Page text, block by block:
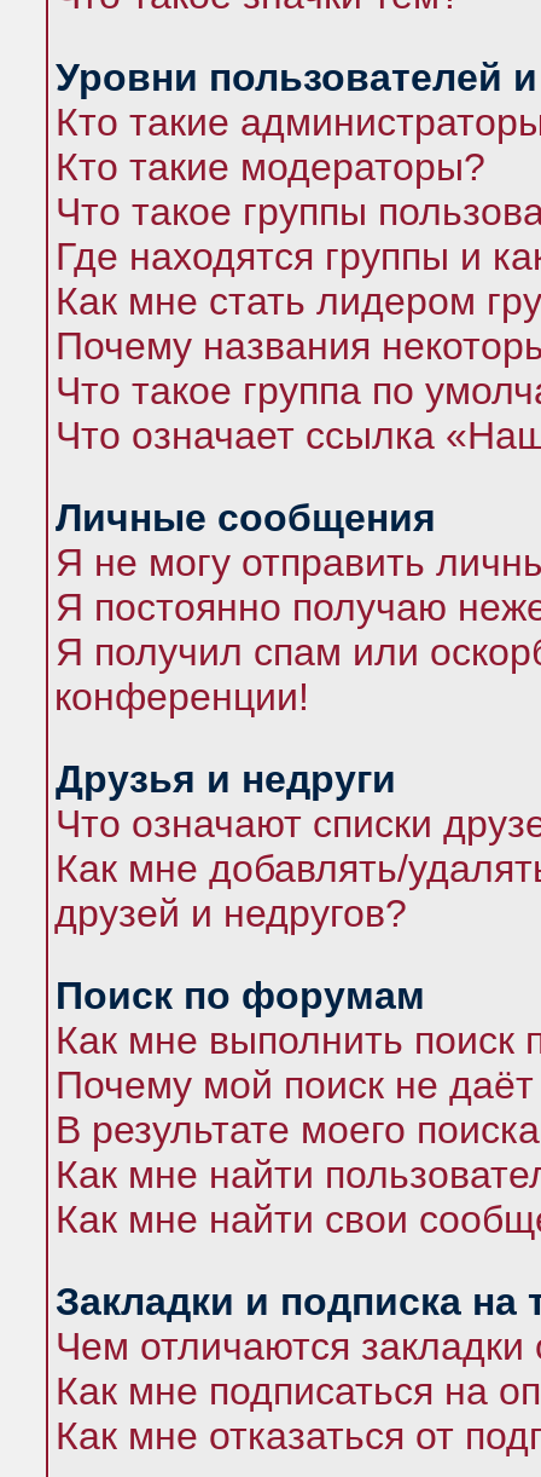
Уровни пользователей
Кто такие
Кто такие модераторы?
Что такое группы
Где находятся группы и
Как мне стать лидером
Почему названия
Что такое группа по
Что означает ссылка
Личные сообщения
Я не могу отправить
Я постоянно получаю
Я получил спам или
конференции!
Друзья и недруги
Что означают списки
Как мне добавлять/
друзей и недругов?
Поиск по форумам
Как мне выполнить
Почему мой поиск не даёт
В результате моего
Как мне найти
Как мне найти свои
Закладки и подписка на
Чем отличаются закладки
Как мне подписаться на
Как мне отказаться от